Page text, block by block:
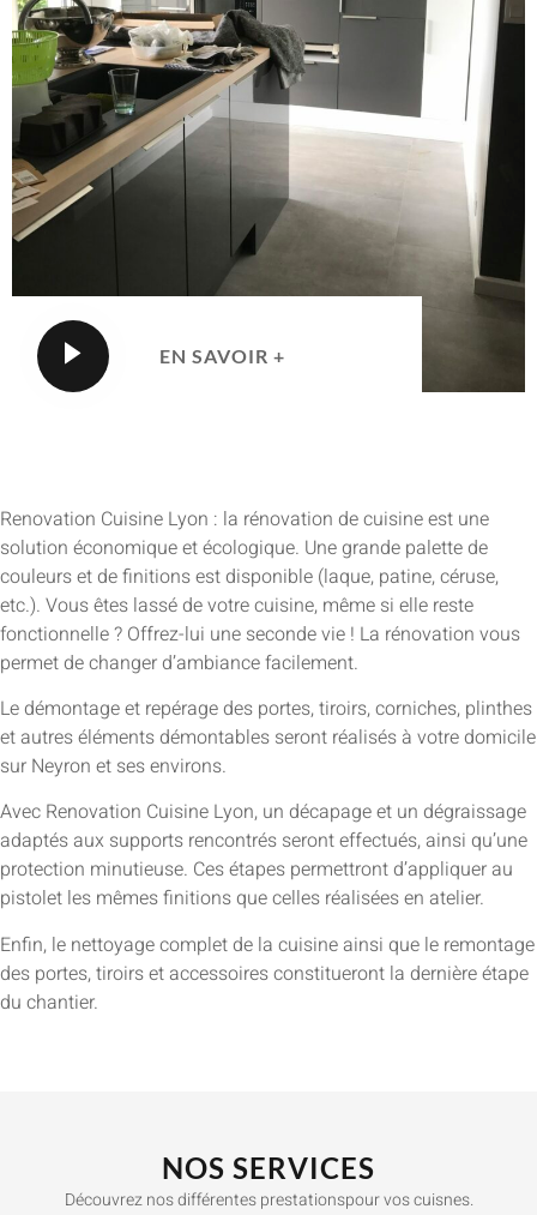
EN SAVOIR +
Renovation Cuisine Lyon : la rénovation de cuisine est une
solution économique et écologique. Une grande palette de
couleurs et de finitions est disponible (laque, patine, céruse,
etc.). Vous êtes lassé de votre cuisine, même si elle reste
fonctionnelle ? Offrez-lui une seconde vie ! La rénovation vous
permet de changer d’ambiance facilement.
Le démontage et repérage des portes, tiroirs, corniches, plinthes
et autres éléments démontables seront réalisés à votre domicile
sur Neyron et ses environs.
Avec Renovation Cuisine Lyon, un décapage et un dégraissage
adaptés aux supports rencontrés seront effectués, ainsi qu’une
protection minutieuse. Ces étapes permettront d’appliquer au
pistolet les mêmes finitions que celles réalisées en atelier.
Enfin, le nettoyage complet de la cuisine ainsi que le remontage
des portes, tiroirs et accessoires constitueront la dernière étape
du chantier.
NOS SERVICES
Découvrez nos différentes prestationspour vos cuisnes.